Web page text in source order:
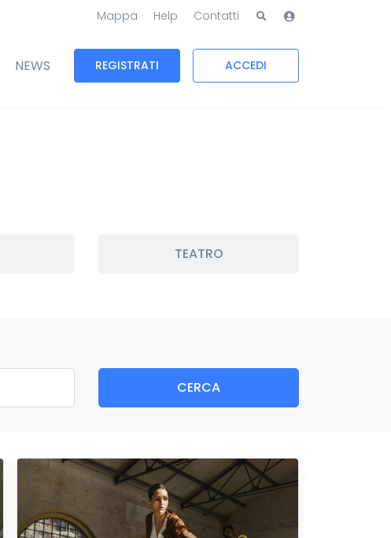
Mappa Help Contatti
NEWS REGISTRATI ACCEDI
TEATRO
CERCA